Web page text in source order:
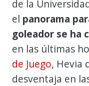
de la
el panorama
goleador se ha
en las últimas
de Juego, Hevia
desventaja en